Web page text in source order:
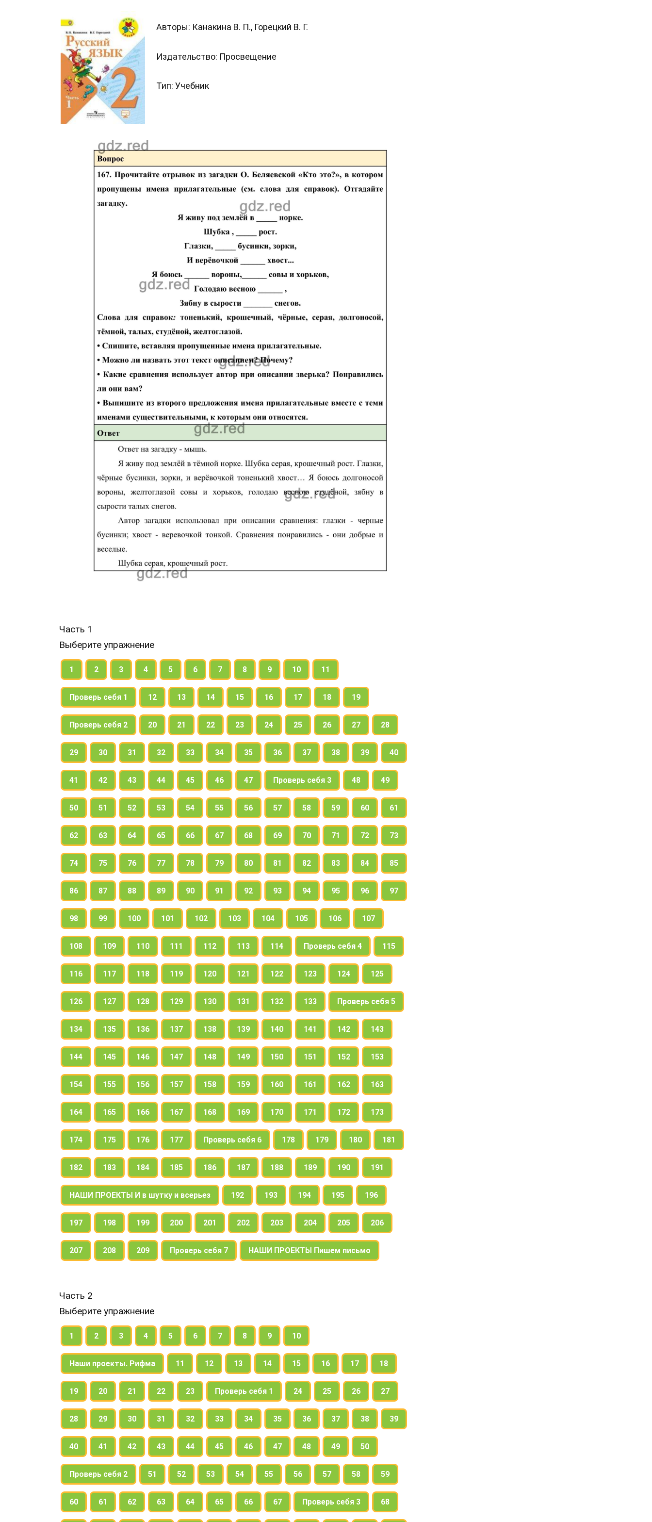
Авторы: Канакина В. П., Горецкий В. Г.
Издательство: Просвещение
Тип: Учебник
Часть 1
Выберите упражнение
1 2 3 4 5 6 7 8 9 10 11
Проверь себя 1 12 13 14 15 16 17 18 19
Проверь себя 2 20 21 22 23 24 25 26 27 28
29 30 31 32 33 34 35 36 37 38 39 40
41 42 43 44 45 46 47 Проверь себя 3 48 49
50 51 52 53 54 55 56 57 58 59 60 61
62 63 64 65 66 67 68 69 70 71 72 73
74 75 76 77 78 79 80 81 82 83 84 85
86 87 88 89 90 91 92 93 94 95 96 97
98 99 100 101 102 103 104 105 106 107
108 109 110 111 112 113 114 Проверь себя 4 115
116 117 118 119 120 121 122 123 124 125
126 127 128 129 130 131 132 133 Проверь себя 5
134 135 136 137 138 139 140 141 142 143
144 145 146 147 148 149 150 151 152 153
154 155 156 157 158 159 160 161 162 163
164 165 166 167 168 169 170 171 172 173
174 175 176 177 Проверь себя 6 178 179 180 181
182 183 184 185 186 187 188 189 190 191
НАШИ ПРОЕКТЫ И в шутку и всерьез 192 193 194 195 196
197 198 199 200 201 202 203 204 205 206
207 208 209 Проверь себя 7 НАШИ ПРОЕКТЫ Пишем письмо
Часть 2
Выберите упражнение
1 2 3 4 5 6 7 8 9 10
Наши проекты. Рифма 11 12 13 14 15 16 17 18
19 20 21 22 23 Проверь себя 1 24 25 26 27
28 29 30 31 32 33 34 35 36 37 38 39
40 41 42 43 44 45 46 47 48 49 50
Проверь себя 2 51 52 53 54 55 56 57 58 59
60 61 62 63 64 65 66 67 Проверь себя 3 68